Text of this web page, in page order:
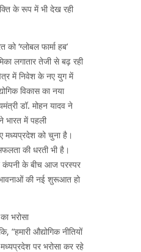
के रूप में भी देख रही
‘ग्लोबल फार्मा हब’
लगातार तेजी से बढ़ रही
में निवेश के नए युग में
विकास का नया
डॉ. मोहन यादव ने
भारत में पहली
मध्यप्रदेश को चुना है।
की धरती भी है।
कंपनी के बीच आज परस्पर
की नई शुरूआत हो
भरोसा
“हमारी औद्योगिक नीतियों
पर भरोसा कर रहे